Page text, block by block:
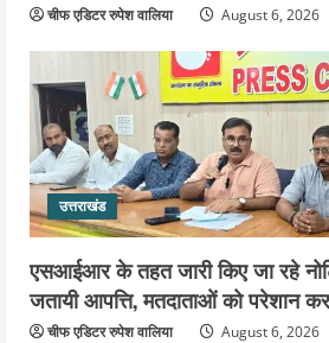
चीफ एडिटर रुपेश वालिया August 6, 2026
उत्तराखंड
एसआईआर के तहत जारी किए जा रहे
जतायी आपत्ति, मतदाताओं को परेशान
चीफ एडिटर रुपेश वालिया August 6, 2026